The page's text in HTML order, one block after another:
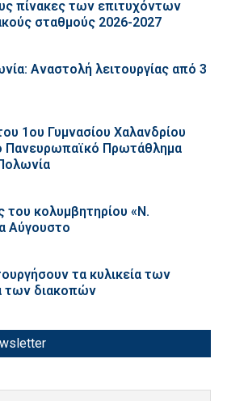
πίνακες των επιτυχόντων
σταθμούς 2026-2027
Αναστολή λειτουργίας από 3
1ου Γυμνασίου Χαλανδρίου
Πανευρωπαϊκό Πρωτάθλημα
του κολυμβητηρίου «Ν.
Αύγουστο
τα κυλικεία των
των διακοπών